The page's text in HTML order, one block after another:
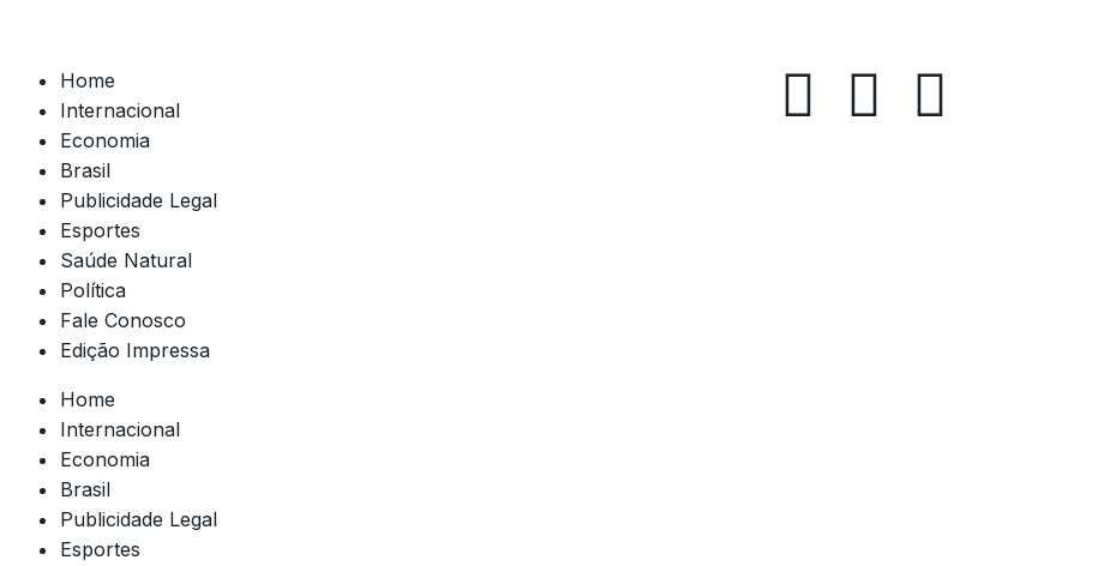
Home
Internacional
Economia
Brasil
Publicidade Legal
Esportes
Saúde Natural
Política
Fale Conosco
Edição Impressa
Home
Internacional
Economia
Brasil
Publicidade Legal
Esportes